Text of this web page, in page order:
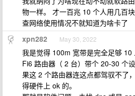
物一样。 才一百兆 10 个人用几百
查网络使用情况不就知道为啥卡了
xpn282 May 30, 2022
我是觉得 100m 宽带是完全足够
Fi6 路由器（ 2 台）带个 20-30 个
果这 2 个路由器连这点都驾驭不了
得硬件上 ok 的。